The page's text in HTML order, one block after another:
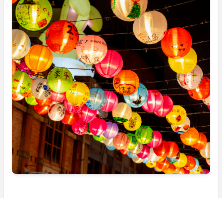
Wed
12:00 – Thu
00:00
Thu 12:00 – Fri
00:00
Fri
12:00
00:00
Sat 12:00 – Sun
00:00
Sun 12:00 –Mon 00:00
Actual availability may differ. Please check when you make a request.
Shown inAsia/Tokyo time.
Perfil del(de la) tutor/a
100% Satisfaction Guaranteed Lesson
Details Here→